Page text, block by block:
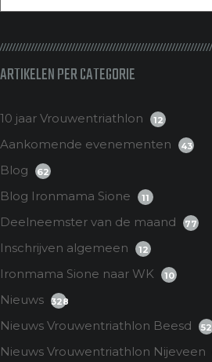
ARTIKELEN PER CATEGORIE
10 jaar Vrouwentriathlon 12
Aankomende evenementen 43
Blog 62
Blog Ironmama Sione 11
Deelneemster van de maand 77
Inschrijven algemeen 12
Ironmama Sione naar WK 10
Nieuws 328
Nieuws Vrouwentriathlon Beesd 52
Nieuws Vrouwentriathlon Nijeveen